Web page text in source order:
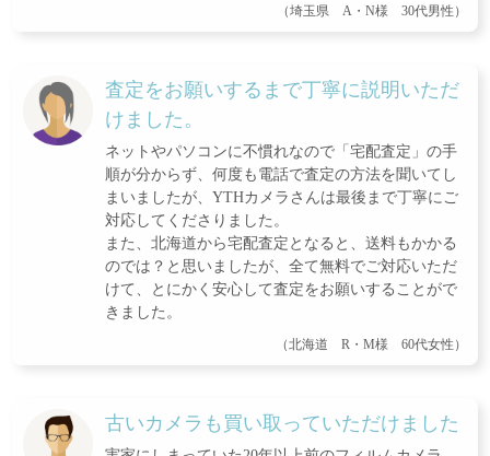
（埼玉県 A・N様 30代男性）
査定をお願いするまで丁寧に説明いただ
けました。
ネットやパソコンに不慣れなので「宅配査定」の手
順が分からず、何度も電話で査定の方法を聞いてし
まいましたが、YTHカメラさんは最後まで丁寧にご
対応してくださりました。
また、北海道から宅配査定となると、送料もかかる
のでは？と思いましたが、全て無料でご対応いただ
けて、とにかく安心して査定をお願いすることがで
きました。
（北海道 R・M様 60代女性）
古いカメラも買い取っていただけました